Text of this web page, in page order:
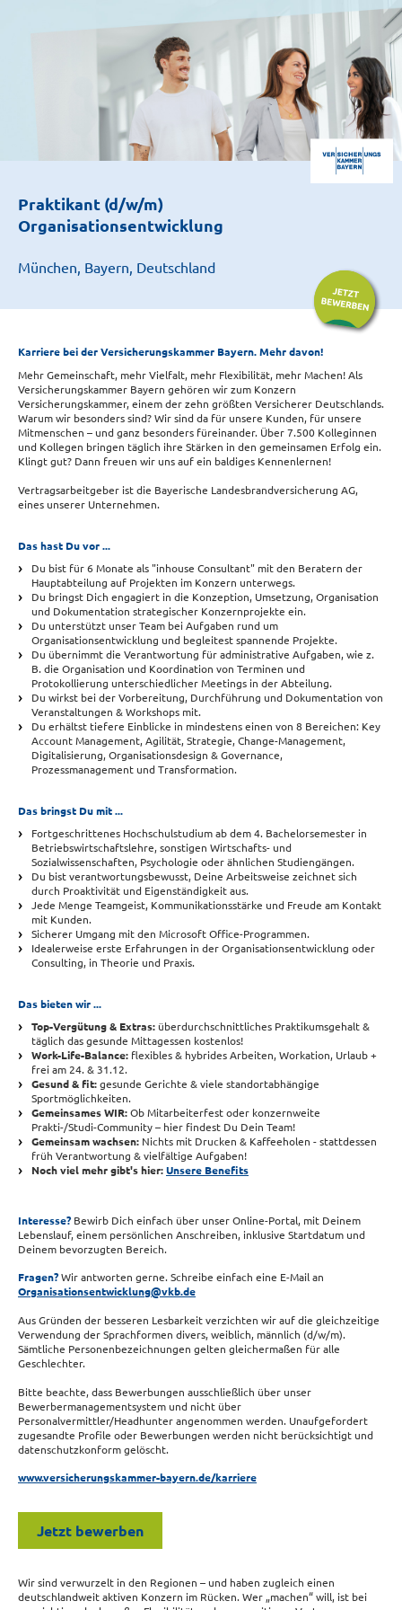
Praktikant (d/w/m)
Organisationsentwicklung
München, Bayern, Deutschland
Karriere bei der Versicherungskammer Bayern. Mehr davon!
Mehr Gemeinschaft, mehr Vielfalt, mehr Flexibilität, mehr Machen! Als
Versicherungskammer Bayern gehören wir zum Konzern
Versicherungskammer, einem der zehn größten Versicherer Deutschlands.
Warum wir besonders sind? Wir sind da für unsere Kunden, für unsere
Mitmenschen – und ganz besonders füreinander. Über 7.500 Kolleginnen
und Kollegen bringen täglich ihre Stärken in den gemeinsamen Erfolg ein.
Klingt gut? Dann freuen wir uns auf ein baldiges Kennenlernen!
Vertragsarbeitgeber ist die Bayerische Landesbrandversicherung AG,
eines unserer Unternehmen.
Das hast Du vor ...
Du bist für 6 Monate als "inhouse Consultant" mit den Beratern der
Hauptabteilung auf Projekten im Konzern unterwegs.
Du bringst Dich engagiert in die Konzeption, Umsetzung, Organisation
und Dokumentation strategischer Konzernprojekte ein.
Du unterstützt unser Team bei Aufgaben rund um
Organisationsentwicklung und begleitest spannende Projekte.
Du übernimmt die Verantwortung für administrative Aufgaben, wie z.
B. die Organisation und Koordination von Terminen und
Protokollierung unterschiedlicher Meetings in der Abteilung.
Du wirkst bei der Vorbereitung, Durchführung und Dokumentation von
Veranstaltungen & Workshops mit.
Du erhältst tiefere Einblicke in mindestens einen von 8 Bereichen: Key
Account Management, Agilität, Strategie, Change-Management,
Digitalisierung, Organisationsdesign & Governance,
Prozessmanagement und Transformation.
Das bringst Du mit ...
Fortgeschrittenes Hochschulstudium ab dem 4. Bachelorsemester in
Betriebswirtschaftslehre, sonstigen Wirtschafts- und
Sozialwissenschaften, Psychologie oder ähnlichen Studiengängen.
Du bist verantwortungsbewusst, Deine Arbeitsweise zeichnet sich
durch Proaktivität und Eigenständigkeit aus.
Jede Menge Teamgeist, Kommunikationsstärke und Freude am Kontakt
mit Kunden.
Sicherer Umgang mit den Microsoft Office-Programmen.
Idealerweise erste Erfahrungen in der Organisationsentwicklung oder
Consulting, in Theorie und Praxis.
Das bieten wir ...
Top-Vergütung & Extras: überdurchschnittliches Praktikumsgehalt &
täglich das gesunde Mittagessen kostenlos!
Work-Life-Balance: flexibles & hybrides Arbeiten, Workation, Urlaub +
frei am 24. & 31.12.
Gesund & fit: gesunde Gerichte & viele standortabhängige
Sportmöglichkeiten.
Gemeinsames WIR: Ob Mitarbeiterfest oder konzernweite
Prakti-/Studi-Community – hier findest Du Dein Team!
Gemeinsam wachsen: Nichts mit Drucken & Kaffeeholen - stattdessen
früh Verantwortung & vielfältige Aufgaben!
Noch viel mehr gibt's hier: Unsere Benefits
Interesse? Bewirb Dich einfach über unser Online-Portal, mit Deinem
Lebenslauf, einem persönlichen Anschreiben, inklusive Startdatum und
Deinem bevorzugten Bereich.
Fragen? Wir antworten gerne. Schreibe einfach eine E-Mail an
Organisationsentwicklung@vkb.de
Aus Gründen der besseren Lesbarkeit verzichten wir auf die gleichzeitige
Verwendung der Sprachformen divers, weiblich, männlich (d/w/m).
Sämtliche Personenbezeichnungen gelten gleichermaßen für alle
Geschlechter.
Bitte beachte, dass Bewerbungen ausschließlich über unser
Bewerbermanagementsystem und nicht über
Personalvermittler/Headhunter angenommen werden. Unaufgefordert
zugesandte Profile oder Bewerbungen werden nicht berücksichtigt und
datenschutzkonform gelöscht.
www.versicherungskammer-bayern.de/karriere
Jetzt bewerben
Wir sind verwurzelt in den Regionen – und haben zugleich einen
deutschlandweit aktiven Konzern im Rücken. Wer „machen“ will, ist bei